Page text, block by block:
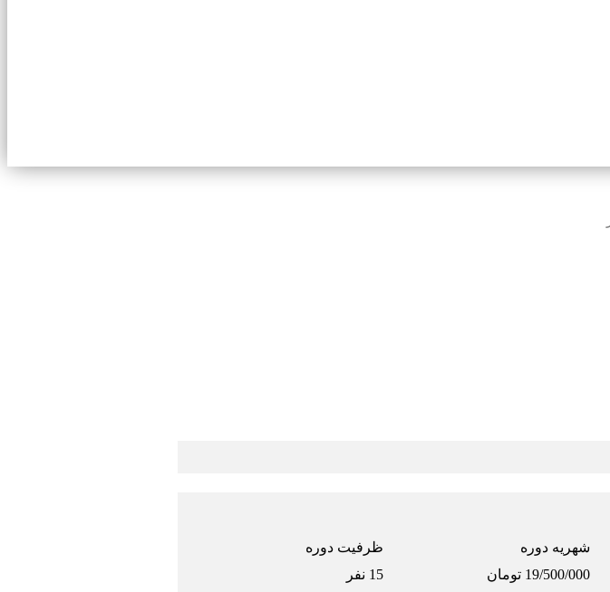
شهریه دوره
ظرفیت دوره
19/500/000 تومان 15 نفر